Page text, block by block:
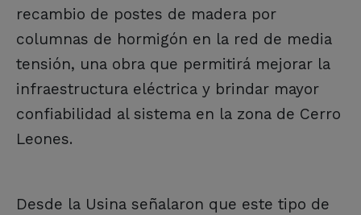
recambio de postes de madera por
columnas de hormigón en la red de media
tensión, una obra que permitirá mejorar la
infraestructura eléctrica y brindar mayor
confiabilidad al sistema en la zona de Cerro
Leones.
Desde la Usina señalaron que este tipo de